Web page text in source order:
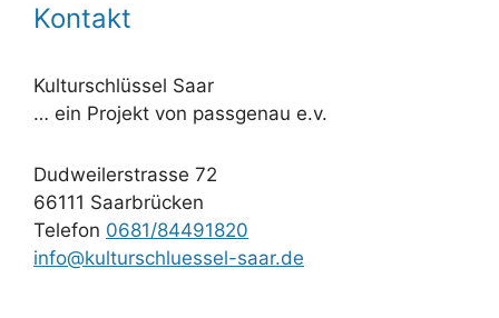
Kontakt
Kulturschlüssel Saar
… ein Projekt von passgenau e.v.
Dudweilerstrasse 72
66111 Saarbrücken
Telefon 0681/84491820
info@kulturschluessel-saar.de